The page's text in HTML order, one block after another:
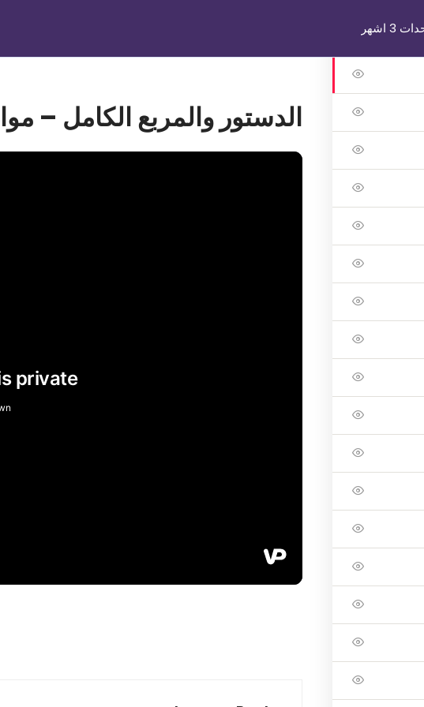
الدستور والمربع الكامل – مواد
دوراتنا
بچروت 3 وحدات 1 اشهر
رياضيات 5 وحدات 3 اشهر
رياضيات 4 وحدات 3 اشهر
فيزياء 3 اشهر